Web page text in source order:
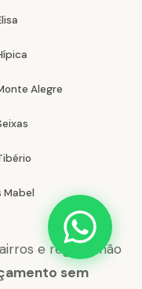
Alegre
Mabel
e regiões não
sem